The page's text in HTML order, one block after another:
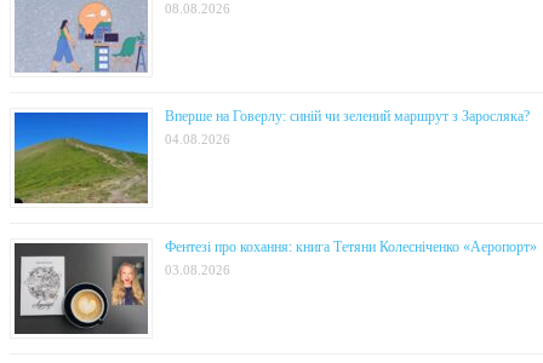
08.08.2026
Вперше на Говерлу: синій чи зелений маршрут з Заросляка?
04.08.2026
Фентезі про кохання: книга Тетяни Колесніченко «Аеропорт»
03.08.2026